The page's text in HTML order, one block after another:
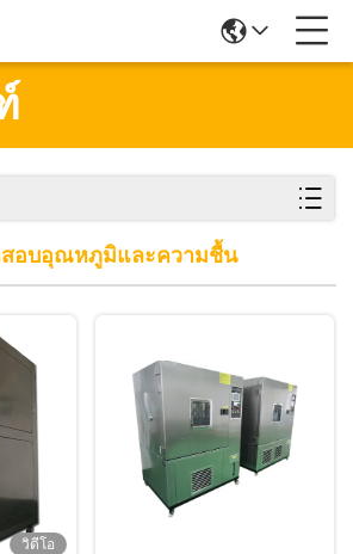
อบอุณหภูมิและความชื้น
วิดีโอ